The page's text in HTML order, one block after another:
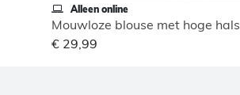
Alleen online
Mouwloze blouse met hoge hals
€ 29,99